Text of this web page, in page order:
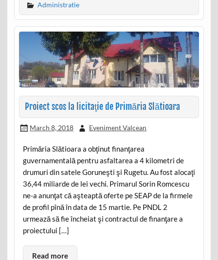
Administratie
Proiect scos la licitaţie de Primăria Slătioara
March 8, 2018 Eveniment Valcean
Primăria Slătioara a obţinut finanţarea
guvernamentală pentru asfaltarea a 4 kilometri de
drumuri din satele Goruneşti şi Rugetu. Au fost alocaţi
36,44 miliarde de lei vechi. Primarul Sorin Romcescu
ne-a anunţat că aşteaptă oferte pe SEAP de la firmele
de profil pînă în data de 15 martie. Pe PNDL 2
urmează să fie încheiat şi contractul de finanţare a
proiectului […]
Read more